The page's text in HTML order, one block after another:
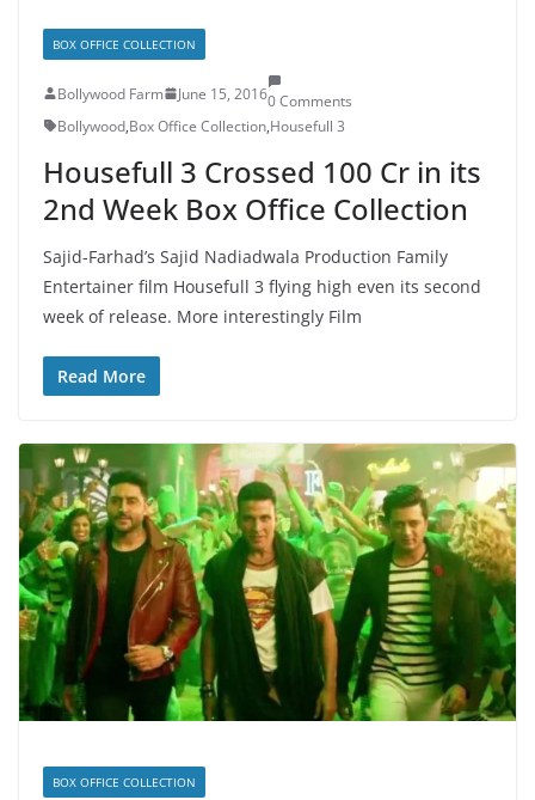
BOX OFFICE COLLECTION
Bollywood Farm June 15, 20160 Comments
Bollywood,Box Office Collection,Housefull 3
Housefull 3 Crossed 100 Cr in its
2nd Week Box Office Collection
Sajid-Farhad’s Sajid Nadiadwala Production Family
Entertainer film Housefull 3 flying high even its second
week of release. More interestingly Film
Read More
BOX OFFICE COLLECTION